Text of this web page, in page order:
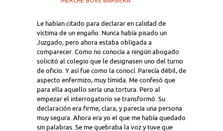
Le habían citado para declarar en calidad de
víctima de un engaño. Nunca había pisado un
Juzgado, pero ahora estaba obligada a
comparecer. Como no conocía a ningún abogado
solicitó al colegio que le designasen uno del turno
de oficio. Y así fue como la conocí. Parecía débil, de
aspecto enfermizo, muy tímida. Me confesó que
para ella aquello sería una tortura. Pero al
empezar el interrogatorio se transformó. Su
declaración era firme, clara, y parecía una persona
muy segura. Ahora era yo el que me había quedado
sin palabras. Se me quebraba la voz y tuve que